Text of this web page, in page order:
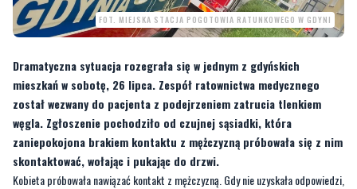
FOT. MIEJSKA STACJA POGOTOWIA RATUNKOWEGO W GDYNI
Dramatyczna sytuacja rozegrała się w jednym z gdyńskich
mieszkań w sobotę, 26 lipca. Zespół ratownictwa medycznego
został wezwany do pacjenta z podejrzeniem zatrucia tlenkiem
węgla. Zgłoszenie pochodziło od czujnej sąsiadki, która
zaniepokojona brakiem kontaktu z mężczyzną próbowała się z nim
skontaktować, wołając i pukając do drzwi.
Kobieta próbowała nawiązać kontakt z mężczyzną. Gdy nie uzyskała odpowiedzi,